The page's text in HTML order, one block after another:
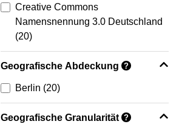
Creative Commons
Namensnennung 3.0 Deutschland
(20)
Geografische Abdeckung ?
Berlin (20)
Geografische Granularität ?